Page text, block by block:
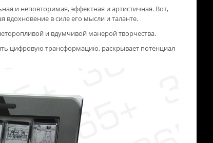
и неповторимая, эффектная и артистичная. Вот,
в силе его мысли и таланте.
и вдумчивой манерой творчества.
цифровую трансформацию, раскрывает потенциал